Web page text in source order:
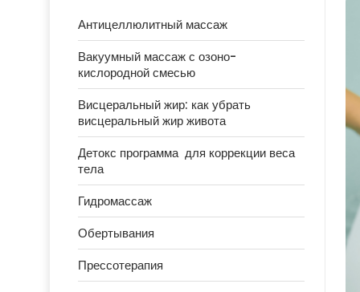
Антицеллюлитный массаж
Вакуумный массаж с озоно-
кислородной смесью
Висцеральный жир: как убрать
висцеральный жир живота
Детокс программа для коррекции веса
тела
Гидромассаж
Обертывания
Прессотерапия